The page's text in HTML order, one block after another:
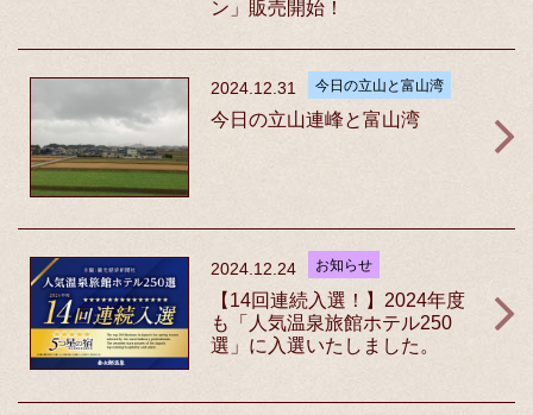
ン」販売開始！
2024.12.31 今日の立山と富山湾
今日の立山連峰と富山湾
2024.12.24 お知らせ
【14回連続入選！】2024年度
も「人気温泉旅館ホテル250
選」に入選いたしました。